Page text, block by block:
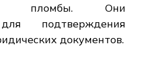
пломбы. Они
подтверждения
документов.